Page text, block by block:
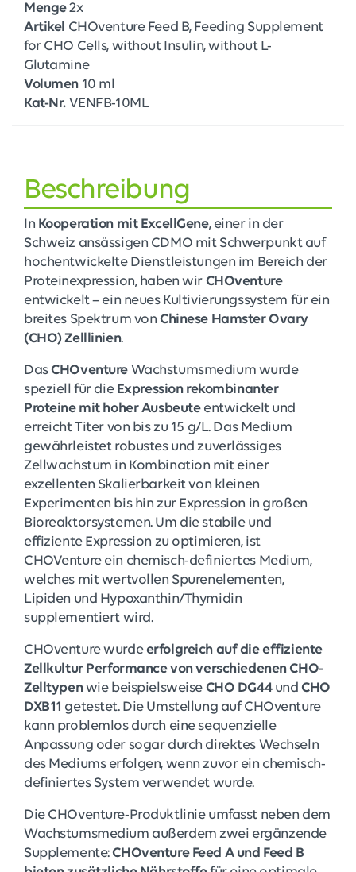
Menge2x
Artikel CHOventure Feed B, Feeding Supplement
for CHO Cells, without Insulin, without L-
Glutamine
Volumen 10 ml
Kat-Nr. VENFB-10ML
Beschreibung
In Kooperation mit ExcellGene, einer in der
Schweiz ansässigen CDMO mit Schwerpunkt auf
hochentwickelte Dienstleistungen im Bereich der
Proteinexpression, haben wir CHOventure
entwickelt – ein neues Kultivierungssystem für ein
breites Spektrum von Chinese Hamster Ovary
(CHO) Zelllinien.
DasCHOventure Wachstumsmedium wurde
speziell für die Expression rekombinanter
Proteine mit hoher Ausbeuteentwickelt und
erreicht Titer von bis zu 15 g/L. Das Medium
gewährleistet robustes und zuverlässiges
Zellwachstum in Kombination mit einer
exzellenten Skalierbarkeit von kleinen
Experimenten bis hin zur Expression in großen
Bioreaktorsystemen. Um die stabile und
effiziente Expression zu optimieren, ist
CHOVenture ein chemisch-definiertes Medium,
welches mit wertvollen Spurenelementen,
Lipiden und Hypoxanthin/Thymidin
supplementiert wird.
CHOventure wurdeerfolgreich auf die effiziente
Zellkultur Performance von verschiedenen CHO-
Zelltypenwie beispielsweise CHO DG44und CHO
DXB11 getestet. Die Umstellung auf CHOventure
kann problemlos durch eine sequenzielle
Anpassung oder sogar durch direktes Wechseln
des Mediums erfolgen, wenn zuvor ein chemisch-
definiertes System verwendet wurde.
Die CHOventure-Produktlinie umfasst neben dem
Wachstumsmedium außerdem zwei ergänzende
Supplemente:CHOventure Feed A und Feed B